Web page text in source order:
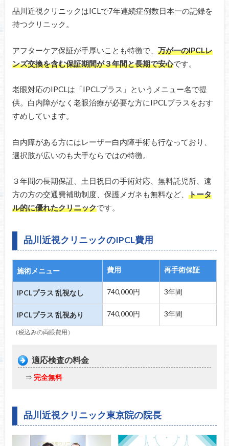
品川近視クリニックはICLで7年連続症例数日本一の記録を
持つクリニック。
アフターケア保証が手厚いことも特徴で、 万が一のIPCLレ
ンズ交換を含む保証期間が３年間と長期で安心です。
老眼対応のIPCLは「IPCLプラス」というメニュー名で提
供。白内障がなく老眼治療が必要な方にIPCLプラスをおす
すめしています。
白内障がある方にはレーザー白内障手術も行なっており、
選択肢が広いのも大手ならではの特徴。
３年間の長期保証、土日祝日の手術対応、無料託児所、遠
方の方の交通費補助制度、保護メガネも無料など、 トータ
ル的に優れたクリニックです。
品川近視クリニックのIPCL費用
施術メニュー 費用 再手術保証
IPCLプラス 乱視なし 740,000円 3年間
IPCLプラス 乱視あり 740,000円 3年間
（税込みの両眼費用）
適応検査の料金
⇒ 完全無料
品川近視クリニック東京院の院長